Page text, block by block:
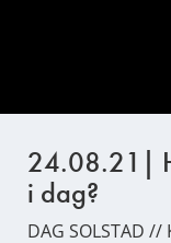
24.08.21|
i dag?
DAG SOLSTAD //